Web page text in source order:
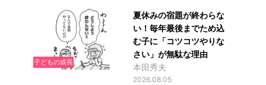
子どもの成長
夏休みの宿題が終わらな
い！毎年最後までため込
む子に「コツコツやりな
さい」が無駄な理由
本田秀夫
2026.08.05